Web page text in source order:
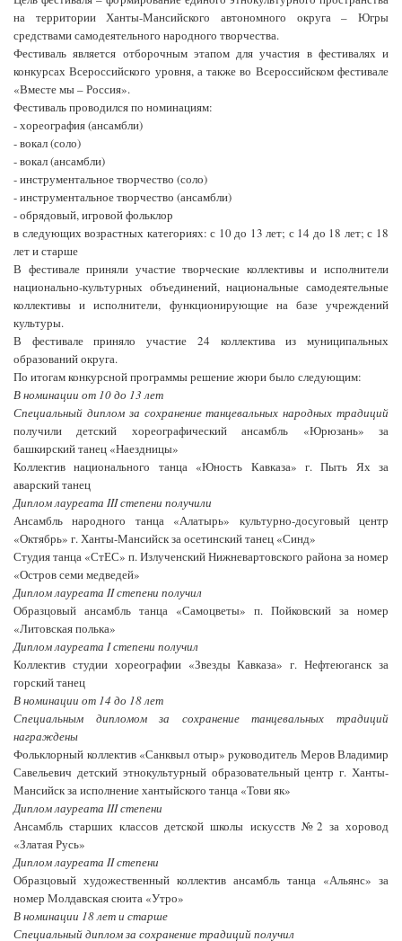
на территории Ханты-Мансийского автономного округа – Югры
средствами самодеятельного народного творчества.
Фестиваль является отборочным этапом для участия в фестивалях и
конкурсах Всероссийского уровня, а также во Всероссийском фестивале
«Вместе мы – Россия».
Фестиваль проводился по номинациям:
- хореография (ансамбли)
- вокал (соло)
- вокал (ансамбли)
- инструментальное творчество (соло)
- инструментальное творчество (ансамбли)
- обрядовый, игровой фольклор
в следующих возрастных категориях: с 10 до 13 лет; с 14 до 18 лет; с 18
лет и старше
В фестивале приняли участие творческие коллективы и исполнители
национально-культурных объединений, национальные самодеятельные
коллективы и исполнители, функционирующие на базе учреждений
культуры.
В фестивале приняло участие 24 коллектива из муниципальных
образований округа.
По итогам конкурсной программы решение жюри было следующим:
В номинации от 10 до 13 лет
Специальный диплом за сохранение танцевальных народных традиций
получили детский хореографический ансамбль «Юрюзань» за
башкирский танец «Наездницы»
Коллектив национального танца «Юность Кавказа» г. Пыть Ях за
аварский танец
Диплом лауреата III степени получили
Ансамбль народного танца «Алатырь» культурно-досуговый центр
«Октябрь» г. Ханты-Мансийск за осетинский танец «Синд»
Студия танца «СтЕС» п. Излученский Нижневартовского района за номер
«Остров семи медведей»
Диплом лауреата II степени получил
Образцовый ансамбль танца «Самоцветы» п. Пойковский за номер
«Литовская полька»
Диплом лауреата I степени получил
Коллектив студии хореографии «Звезды Кавказа» г. Нефтеюганск за
горский танец
В номинации от 14 до 18 лет
Специальным дипломом за сохранение танцевальных традиций
награждены
Фольклорный коллектив «Санквыл отыр» руководитель Меров Владимир
Савельевич детский этнокультурный образовательный центр г. Ханты-
Мансийск за исполнение хантыйского танца «Тови як»
Диплом лауреата III степени
Ансамбль старших классов детской школы искусств №2 за хоровод
«Златая Русь»
Диплом лауреата II степени
Образцовый художественный коллектив ансамбль танца «Альянс» за
номер Молдавская сюита «Утро»
В номинации 18 лет и старше
Специальный диплом за сохранение традиций получил